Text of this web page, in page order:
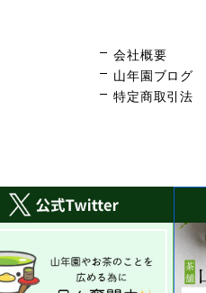
会社概要
山年園ブログ
特定商取引法